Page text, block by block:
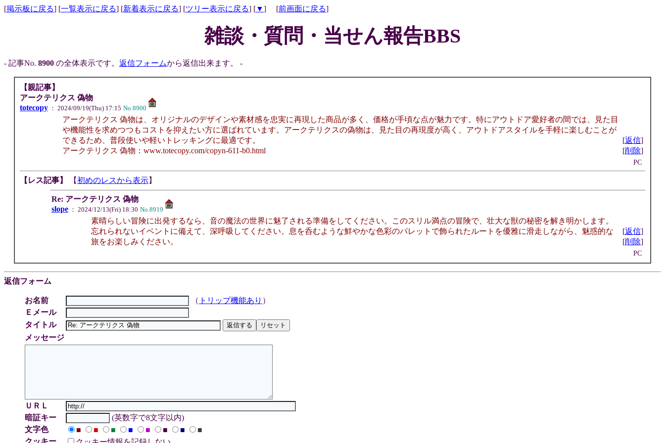
[掲示板に戻る] [一覧表示に戻る] [新着表示に戻る] [ツリー表示に戻る] [▼] [前画面に戻る]
雑談・質問・当せん報告BBS
- 記事No. 8900 の全体表示です。 返信フォームから返信出来ます。 -
【親記事】
アークテリクス 偽物
totecopy ： 2024/09/19(Thu) 17:15 No.8900
アークテリクス 偽物は、オリジナルのデザインや素材感を忠実に再現した商品が多く、価格が手頃な点が魅力です。特にアウトドア愛好者の間では、見た目
や機能性を求めつつもコストを抑えたい方に選ばれています。アークテリクスの偽物は、見た目の再現度が高く、アウトドアスタイルを手軽に楽しむことが
できるため、普段使いや軽いトレッキングに最適です。
アークテリクス 偽物：www.totecopy.com/copyn-611-b0.html
[返信]
[削除]
PC
【レス記事】 【初めのレスから表示】
Re: アークテリクス 偽物
slope ： 2024/12/13(Fri) 18:30 No.8919
素晴らしい冒険に出発するなら、音の魔法の世界に魅了される準備をしてください。このスリル満点の冒険で、壮大な獣の秘密を解き明かします。
忘れられないイベントに備えて、深呼吸してください。息を呑むような鮮やかな色彩のパレットで飾られたルートを優雅に滑走しながら、魅惑的な
旅をお楽しみください。
[返信]
[削除]
PC
返信フォーム
お名前 （ トリップ機能あり ）
Ｅメール
タイトル
メッセージ
ＵＲＬ
暗証キー
(英数字で8文字以内)
文字色
■ ■ ■ ■ ■ ■ ■
■
クッキー